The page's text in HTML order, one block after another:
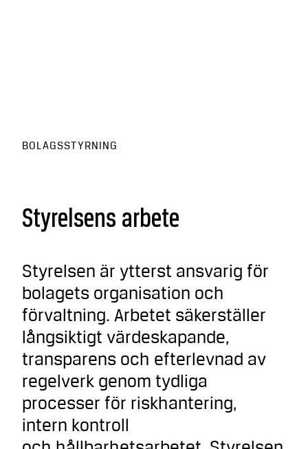
BOLAGSSTYRNING
Styrelsens arbete
Styrelsen är ytterst ansvarig för
bolagets organisation och
förvaltning. Arbetet säkerställer
långsiktigt värdeskapande,
transparens och efterlevnad av
regelverk genom tydliga
processer för riskhantering,
intern kontroll